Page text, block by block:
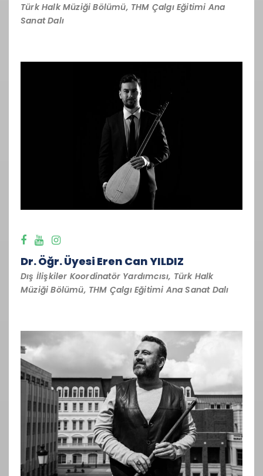
Türk Halk Müziği Bölümü, THM Çalgı Eğitimi Ana
Sanat Dalı
Dr. Öğr. Üyesi Eren Can YILDIZ
Dış İlişkiler Koordinatör Yardımcısı, Türk Halk
Müziği Bölümü, THM Çalgı Eğitimi Ana Sanat Dalı